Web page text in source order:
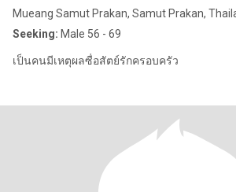
Mueang Samut Prakan, Samut Prakan,
Seeking: Male 56 - 69
เป็นคนมีเหตุผลซื่อสัตย์รักครอบครัว